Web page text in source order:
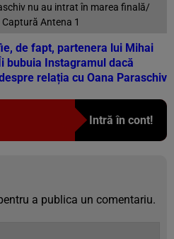
nu au intrat în marea finală/
Antena 1
de fapt, partenera lui Mihai
bubuia Instagramul dacă
relația cu Oana Paraschiv
Intră în cont!
a publica un comentariu.